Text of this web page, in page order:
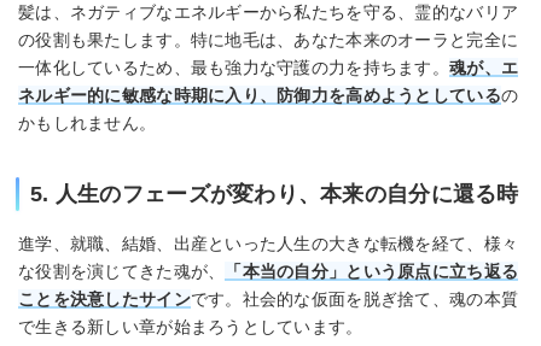
髪は、ネガティブなエネルギーから私たちを守る、霊的なバリア
の役割も果たします。特に地毛は、あなた本来のオーラと完全に
一体化しているため、最も強力な守護の力を持ちます。 魂が、エ
ネルギー的に敏感な時期に入り、防御力を高めようとしているの
かもしれません。
5. 人生のフェーズが変わり、本来の自分に還る時
進学、就職、結婚、出産といった人生の大きな転機を経て、様々
な役割を演じてきた魂が、
「本当の自分」という原点に立ち返る
ことを決意したサインです。社会的な仮面を脱ぎ捨て、魂の本質
で生きる新しい章が始まろうとしています。